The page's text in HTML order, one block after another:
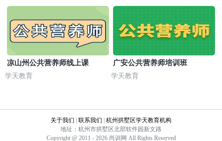
凉山州公共营养师线上课
学天教育
广安公共营养师培训班
学天教育
关于我们 联系我们
杭州拱墅区学天教育机构
地址：杭州市拱墅区北部软件园新文路
Copyright @ 2011 - 2026 尚训网 All Rights Reserved